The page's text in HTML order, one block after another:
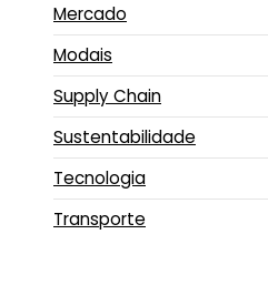
Mercado
Modais
Supply Chain
Sustentabilidade
Tecnologia
Transporte